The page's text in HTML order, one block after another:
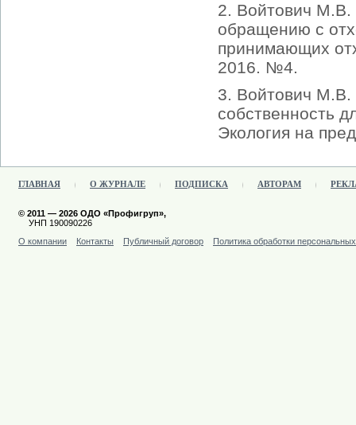
2. Войтович М.В.
обращению с
принимающих
2016. №4.
3. Войтович М.В.
собственность
Экология на
ГЛАВНАЯ О ЖУРНАЛЕ ПОДПИСКА АВТОРАМ
© 2011 — 2026 ОДО «Профигруп»,
УНП 190090226
О компании
Контакты Публичный договор Политика обработки